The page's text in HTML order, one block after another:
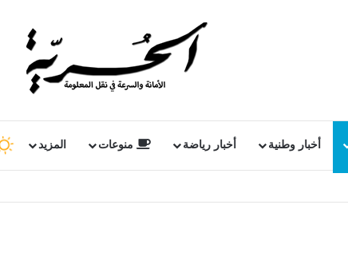
أخبار وطنية أخبار رياضة منوعات المزيد